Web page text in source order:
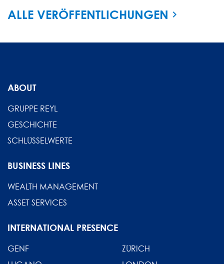
ALLE VERÖFFENTLICHUNGEN
ABOUT
GRUPPE REYL
GESCHICHTE
SCHLÜSSELWERTE
BUSINESS LINES
WEALTH MANAGEMENT
ASSET SERVICES
INTERNATIONAL PRESENCE
GENF
ZÜRICH